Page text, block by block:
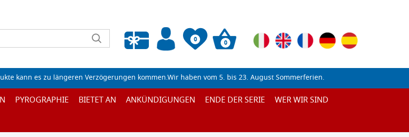
0
Wunschliste leeren
0
kann es zu längeren Verzögerungen kommen.Wir haben vom 5. bis 23. August Sommerferien.
PYROGRAPHIE BIETET AN ANKÜNDIGUNGEN ENDE DER SERIE
WER WIR SIND